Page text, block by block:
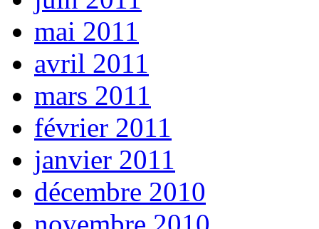
mai 2011
avril 2011
mars 2011
février 2011
janvier 2011
décembre 2010